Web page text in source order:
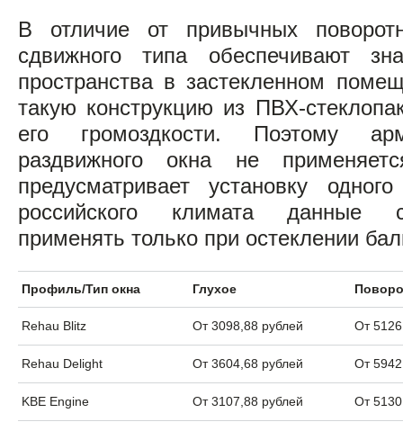
В отличие от привычных
сдвижного типа обеспечивают
пространства в застекленном
такую конструкцию из ПВХ-
его громоздкости. Поэтому
раздвижного окна не
предусматривает установку
российского климата данные
применять только при остеклении
Профиль/Тип окна Глухое
Rehau Blitz От 3098,88 рублей От
Rehau Delight От 3604,68 рублей От
KBE Engine От 3107,88 рублей От